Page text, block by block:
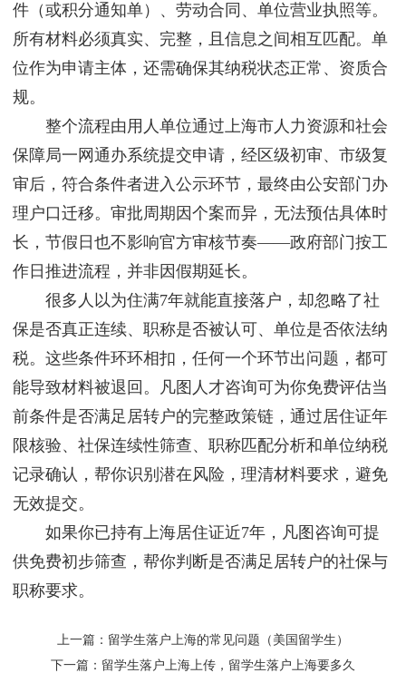
件（或积分通知单）、劳动合同、单位营业执照等。
所有材料必须真实、完整，且信息之间相互匹配。单
位作为申请主体，还需确保其纳税状态正常、资质合
规。
整个流程由用人单位通过上海市人力资源和社会
保障局一网通办系统提交申请，经区级初审、市级复
审后，符合条件者进入公示环节，最终由公安部门办
理户口迁移。审批周期因个案而异，无法预估具体时
长，节假日也不影响官方审核节奏——政府部门按工
作日推进流程，并非因假期延长。
很多人以为住满7年就能直接落户，却忽略了社
保是否真正连续、职称是否被认可、单位是否依法纳
税。这些条件环环相扣，任何一个环节出问题，都可
能导致材料被退回。凡图人才咨询可为你免费评估当
前条件是否满足居转户的完整政策链，通过居住证年
限核验、社保连续性筛查、职称匹配分析和单位纳税
记录确认，帮你识别潜在风险，理清材料要求，避免
无效提交。
如果你已持有上海居住证近7年，凡图咨询可提
供免费初步筛查，帮你判断是否满足居转户的社保与
职称要求。
上一篇： 留学生落户上海的常见问题（美国留学生）
下一篇： 留学生落户上海上传，留学生落户上海要多久